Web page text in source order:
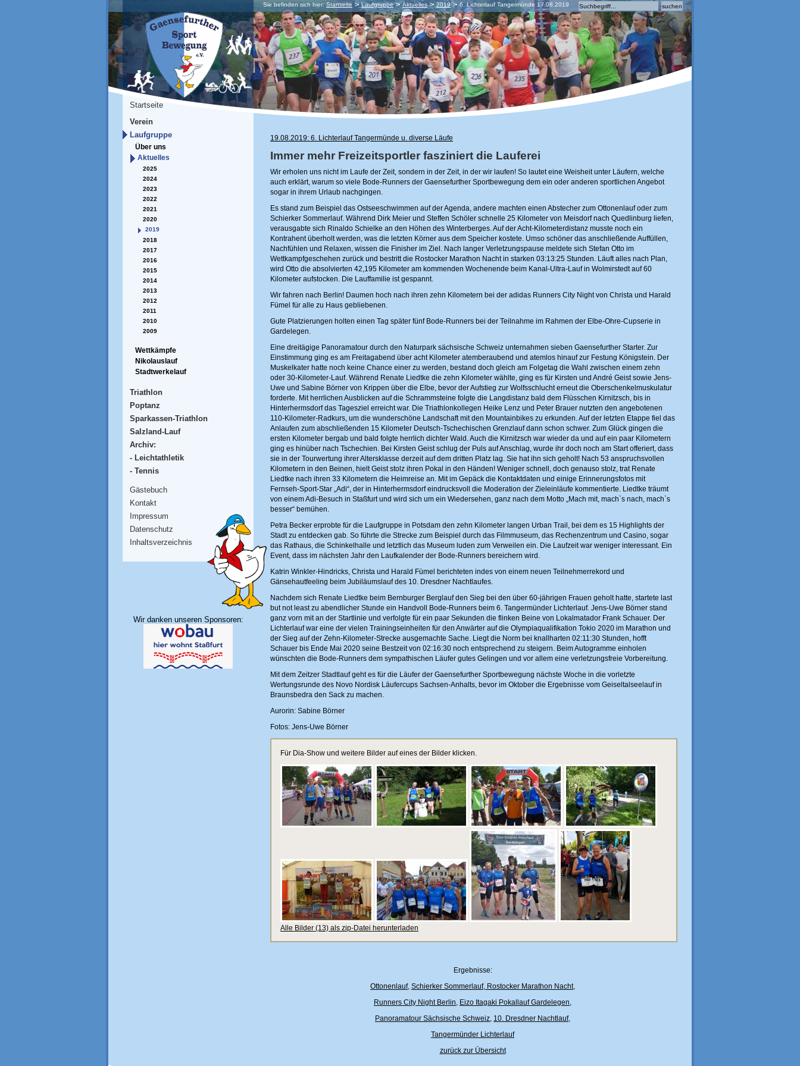
Sie befinden sich hier: Startseite Laufgruppe Aktuelles 2019 6. Lichterlauf Tangermünde 17.08.2019
Startseite
Verein
Laufgruppe
Über uns
Aktuelles
2025
2024
2023
2022
2021
2020
2019
2018
2017
2016
2015
2014
2013
2012
2011
2010
2009
Wettkämpfe
Nikolauslauf
Stadtwerkelauf
Triathlon
Poptanz
Sparkassen-Triathlon
Salzland-Lauf
Archiv:
- Leichtathletik
- Tennis
Gästebuch
Kontakt
Impressum
Datenschutz
Inhaltsverzeichnis
Wir danken unseren Sponsoren:
19.08.2019: 6. Lichterlauf Tangermünde u. diverse Läufe
Immer mehr Freizeitsportler fasziniert die Lauferei
Wir erholen uns nicht im Laufe der Zeit, sondern in der Zeit, in der wir laufen! So lautet eine Weisheit unter Läufern, welche
auch erklärt, warum so viele Bode-Runners der Gaensefurther Sportbewegung dem ein oder anderen sportlichen Angebot
sogar in ihrem Urlaub nachgingen.
Es stand zum Beispiel das Ostseeschwimmen auf der Agenda, andere machten einen Abstecher zum Ottonenlauf oder zum
Schierker Sommerlauf. Während Dirk Meier und Steffen Schöler schnelle 25 Kilometer von Meisdorf nach Quedlinburg liefen,
verausgabte sich Rinaldo Schielke an den Höhen des Winterberges. Auf der Acht-Kilometerdistanz musste noch ein
Kontrahent überholt werden, was die letzten Körner aus dem Speicher kostete. Umso schöner das anschließende Auffüllen,
Nachfühlen und Relaxen, wissen die Finisher im Ziel. Nach langer Verletzungspause meldete sich Stefan Otto im
Wettkampfgeschehen zurück und bestritt die Rostocker Marathon Nacht in starken 03:13:25 Stunden. Läuft alles nach Plan,
wird Otto die absolvierten 42,195 Kilometer am kommenden Wochenende beim Kanal-Ultra-Lauf in Wolmirstedt auf 60
Kilometer aufstocken. Die Lauffamilie ist gespannt.
Wir fahren nach Berlin! Daumen hoch nach ihren zehn Kilometern bei der adidas Runners City Night von Christa und Harald
Fümel für alle zu Haus gebliebenen.
Gute Platzierungen holten einen Tag später fünf Bode-Runners bei der Teilnahme im Rahmen der Elbe-Ohre-Cupserie in
Gardelegen.
Eine dreitägige Panoramatour durch den Naturpark sächsische Schweiz unternahmen sieben Gaensefurther Starter. Zur
Einstimmung ging es am Freitagabend über acht Kilometer atemberaubend und atemlos hinauf zur Festung Königstein. Der
Muskelkater hatte noch keine Chance einer zu werden, bestand doch gleich am Folgetag die Wahl zwischen einem zehn
oder 30-Kilometer-Lauf. Während Renate Liedtke die zehn Kilometer wählte, ging es für Kirsten und André Geist sowie Jens-
Uwe und Sabine Börner von Krippen über die Elbe, bevor der Aufstieg zur Wolfsschlucht erneut die Oberschenkelmuskulatur
forderte. Mit herrlichen Ausblicken auf die Schrammsteine folgte die Langdistanz bald dem Flüsschen Kirnitzsch, bis in
Hinterhermsdorf das Tagesziel erreicht war. Die Triathlonkollegen Heike Lenz und Peter Brauer nutzten den angebotenen
110-Kilometer-Radkurs, um die wunderschöne Landschaft mit den Mountainbikes zu erkunden. Auf der letzten Etappe fiel das
Anlaufen zum abschließenden 15 Kilometer Deutsch-Tschechischen Grenzlauf dann schon schwer. Zum Glück gingen die
ersten Kilometer bergab und bald folgte herrlich dichter Wald. Auch die Kirnitzsch war wieder da und auf ein paar Kilometern
ging es hinüber nach Tschechien. Bei Kirsten Geist schlug der Puls auf Anschlag, wurde ihr doch noch am Start offeriert, dass
sie in der Tourwertung ihrer Altersklasse derzeit auf dem dritten Platz lag. Sie hat ihn sich geholt! Nach 53 anspruchsvollen
Kilometern in den Beinen, hielt Geist stolz ihren Pokal in den Händen! Weniger schnell, doch genauso stolz, trat Renate
Liedtke nach ihren 33 Kilometern die Heimreise an. Mit im Gepäck die Kontaktdaten und einige Erinnerungsfotos mit
Fernseh-Sport-Star „Adi“, der in Hinterhermsdorf eindrucksvoll die Moderation der Zieleinläufe kommentierte. Liedtke träumt
von einem Adi-Besuch in Staßfurt und wird sich um ein Wiedersehen, ganz nach dem Motto „Mach mit, mach`s nach, mach`s
besser“ bemühen.
Petra Becker erprobte für die Laufgruppe in Potsdam den zehn Kilometer langen Urban Trail, bei dem es 15 Highlights der
Stadt zu entdecken gab. So führte die Strecke zum Beispiel durch das Filmmuseum, das Rechenzentrum und Casino, sogar
das Rathaus, die Schinkelhalle und letztlich das Museum luden zum Verweilen ein. Die Laufzeit war weniger interessant. Ein
Event, dass im nächsten Jahr den Laufkalender der Bode-Runners bereichern wird.
Katrin Winkler-Hindricks, Christa und Harald Fümel berichteten indes von einem neuen Teilnehmerrekord und
Gänsehautfeeling beim Jubiläumslauf des 10. Dresdner Nachtlaufes.
Nachdem sich Renate Liedtke beim Bernburger Berglauf den Sieg bei den über 60-jährigen Frauen geholt hatte, startete last
but not least zu abendlicher Stunde ein Handvoll Bode-Runners beim 6. Tangermünder Lichterlauf. Jens-Uwe Börner stand
ganz vorn mit an der Startlinie und verfolgte für ein paar Sekunden die flinken Beine von Lokalmatador Frank Schauer. Der
Lichterlauf war eine der vielen Trainingseinheiten für den Anwärter auf die Olympiaqualifikation Tokio 2020 im Marathon und
der Sieg auf der Zehn-Kilometer-Strecke ausgemachte Sache. Liegt die Norm bei knallharten 02:11:30 Stunden, hofft
Schauer bis Ende Mai 2020 seine Bestzeit von 02:16:30 noch entsprechend zu steigern. Beim Autogramme einholen
wünschten die Bode-Runners dem sympathischen Läufer gutes Gelingen und vor allem eine verletzungsfreie Vorbereitung.
Mit dem Zeitzer Stadtlauf geht es für die Läufer der Gaensefurther Sportbewegung nächste Woche in die vorletzte
Wertungsrunde des Novo Nordisk Läufercups Sachsen-Anhalts, bevor im Oktober die Ergebnisse vom Geiseltalseelauf in
Braunsbedra den Sack zu machen.
Aurorin: Sabine Börner
Fotos: Jens-Uwe Börner
Für Dia-Show und weitere Bilder auf eines der Bilder klicken.
Alle Bilder (13) als zip-Datei herunterladen
Ergebnisse:
Ottonenlauf, Schierker Sommerlauf, Rostocker Marathon Nacht,
Runners City Night Berlin, Eizo Itagaki Pokallauf Gardelegen,
Panoramatour Sächsische Schweiz, 10. Dresdner Nachtlauf,
Tangermünder Lichterlauf
zurück zur Übersicht